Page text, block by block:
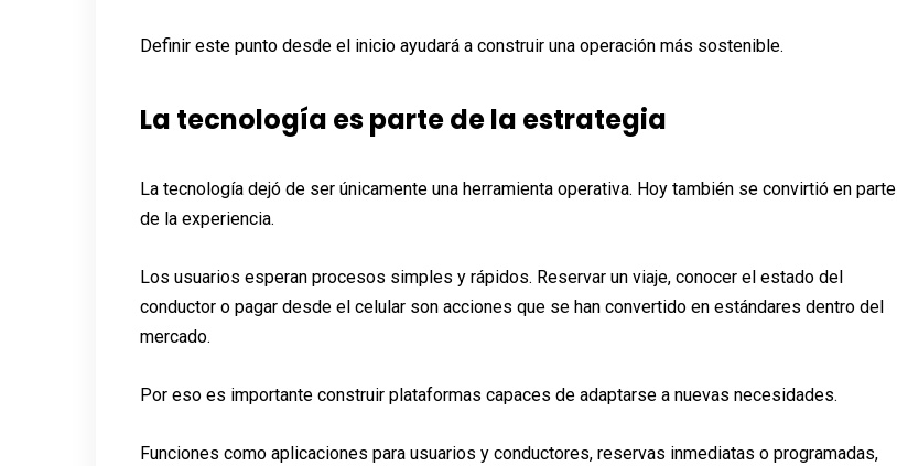
Definir este punto desde el inicio ayudará a construir una operación más sostenible.
La tecnología es parte de la estrategia
La tecnología dejó de ser únicamente una herramienta operativa. Hoy también se convirtió en parte
de la experiencia.
Los usuarios esperan procesos simples y rápidos. Reservar un viaje, conocer el estado del
conductor o pagar desde el celular son acciones que se han convertido en estándares dentro del
mercado.
Por eso es importante construir plataformas capaces de adaptarse a nuevas necesidades.
Funciones como aplicaciones para usuarios y conductores, reservas inmediatas o programadas,